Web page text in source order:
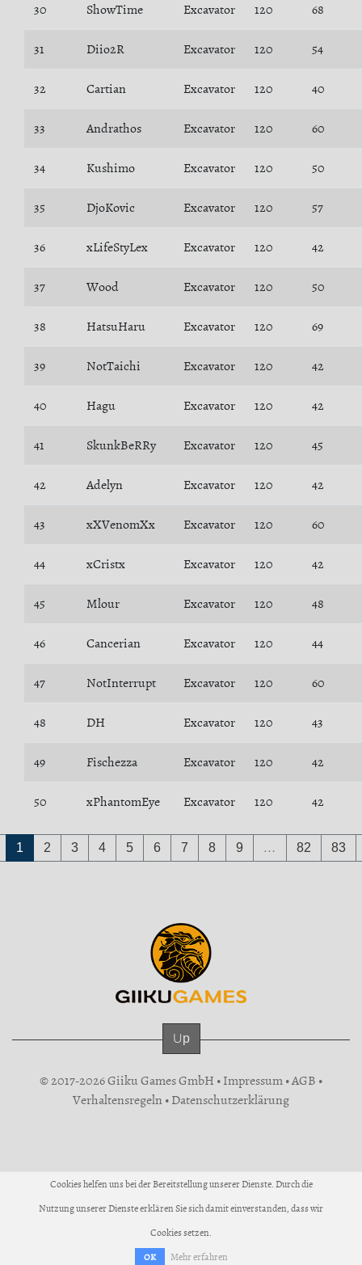
30 ShowTime Excavator 120 68
31 Diio2R Excavator 120 54
32 Cartian Excavator 120 40
33 Andrathos Excavator 120 60
34 Kushimo Excavator 120 50
35 DjoKovic Excavator 120 57
36 xLifeStyLex Excavator 120 42
37 Wood Excavator 120 50
38 HatsuHaru Excavator 120 69
39 NotTaichi Excavator 120 42
40 Hagu Excavator 120 42
41 SkunkBeRRy Excavator 120 45
42 Adelyn Excavator 120 42
43 xXVenomXx Excavator 120 60
44 xCristx Excavator 120 42
45 Mlour Excavator 120 48
46 Cancerian Excavator 120 44
47 NotInterrupt Excavator 120 60
48 DH Excavator 120 43
49 Fischezza Excavator 120 42
50 xPhantomEye Excavator 120 42
1 2 3 4 5 6 7 8 9 … 82 83
Up
© 2017-2026 Giiku Games GmbH •Impressum•AGB •
Verhaltensregeln•Datenschutzerklärung
Cookies helfen uns bei der Bereitstellung unserer Dienste. Durch die
Nutzung unserer Dienste erklären Sie sich damit einverstanden, dass wir
Cookies setzen.
OK Mehr erfahren